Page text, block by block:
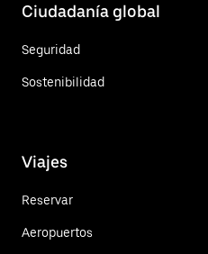
Ciudadanía global
Seguridad
Sostenibilidad
Viajes
Reservar
Aeropuertos